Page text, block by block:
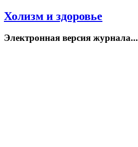
Холизм и здоровье
Электронная версия журнала...